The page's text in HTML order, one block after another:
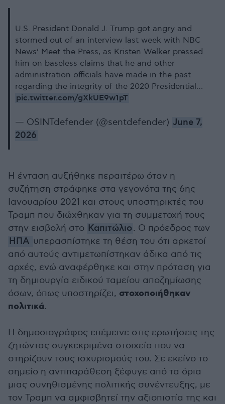
U.S. President Donald J. Trump got angry and
stormed out of an interview last week with NBC
News’ Meet the Press, as Kristen Welker pressed
him on baseless claims that he and other
administration officials have made in the past
regarding the integrity of the 2020 Presidential…
pic.twitter.com/gXkUE9w1pT
— OSINTdefender (@sentdefender) June 7,
2026
Η ένταση αυξήθηκε περαιτέρω όταν η
συζήτηση στράφηκε στα γεγονότα της 6ης
Ιανουαρίου 2021 και στους υποστηρικτές του
Τραμπ που διώχθηκαν για τη συμμετοχή τους
στην εισβολή στο Καπιτώλιο. Ο πρόεδρος των
ΗΠΑ υπερασπίστηκε τη θέση του ότι αρκετοί
από αυτούς αντιμετωπίστηκαν άδικα από τις
αρχές, ενώ αναφέρθηκε και στην πρόταση για
τη δημιουργία ειδικού ταμείου αποζημίωσης
όσων, όπως υποστηρίζει, στοχοποιήθηκαν
πολιτικά.
Η δημοσιογράφος επέμεινε στις ερωτήσεις της
ζητώντας συγκεκριμένα στοιχεία που να
στηρίζουν τους ισχυρισμούς του. Σε εκείνο το
σημείο η αντιπαράθεση ξέφυγε από τα όρια
μιας συνηθισμένης πολιτικής συνέντευξης, με
τον Τραμπ να αμφισβητεί την αξιοπιστία της και